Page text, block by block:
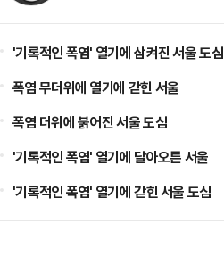
'기록적인 폭염' 열기에 삼켜진 서울 도심
폭염 무더위에 열기에 갇힌 서울
폭염 더위에 붉어진 서울 도심
'기록적인 폭염' 열기에 달아오른 서울
'기록적인 폭염' 열기에 갇힌 서울 도심